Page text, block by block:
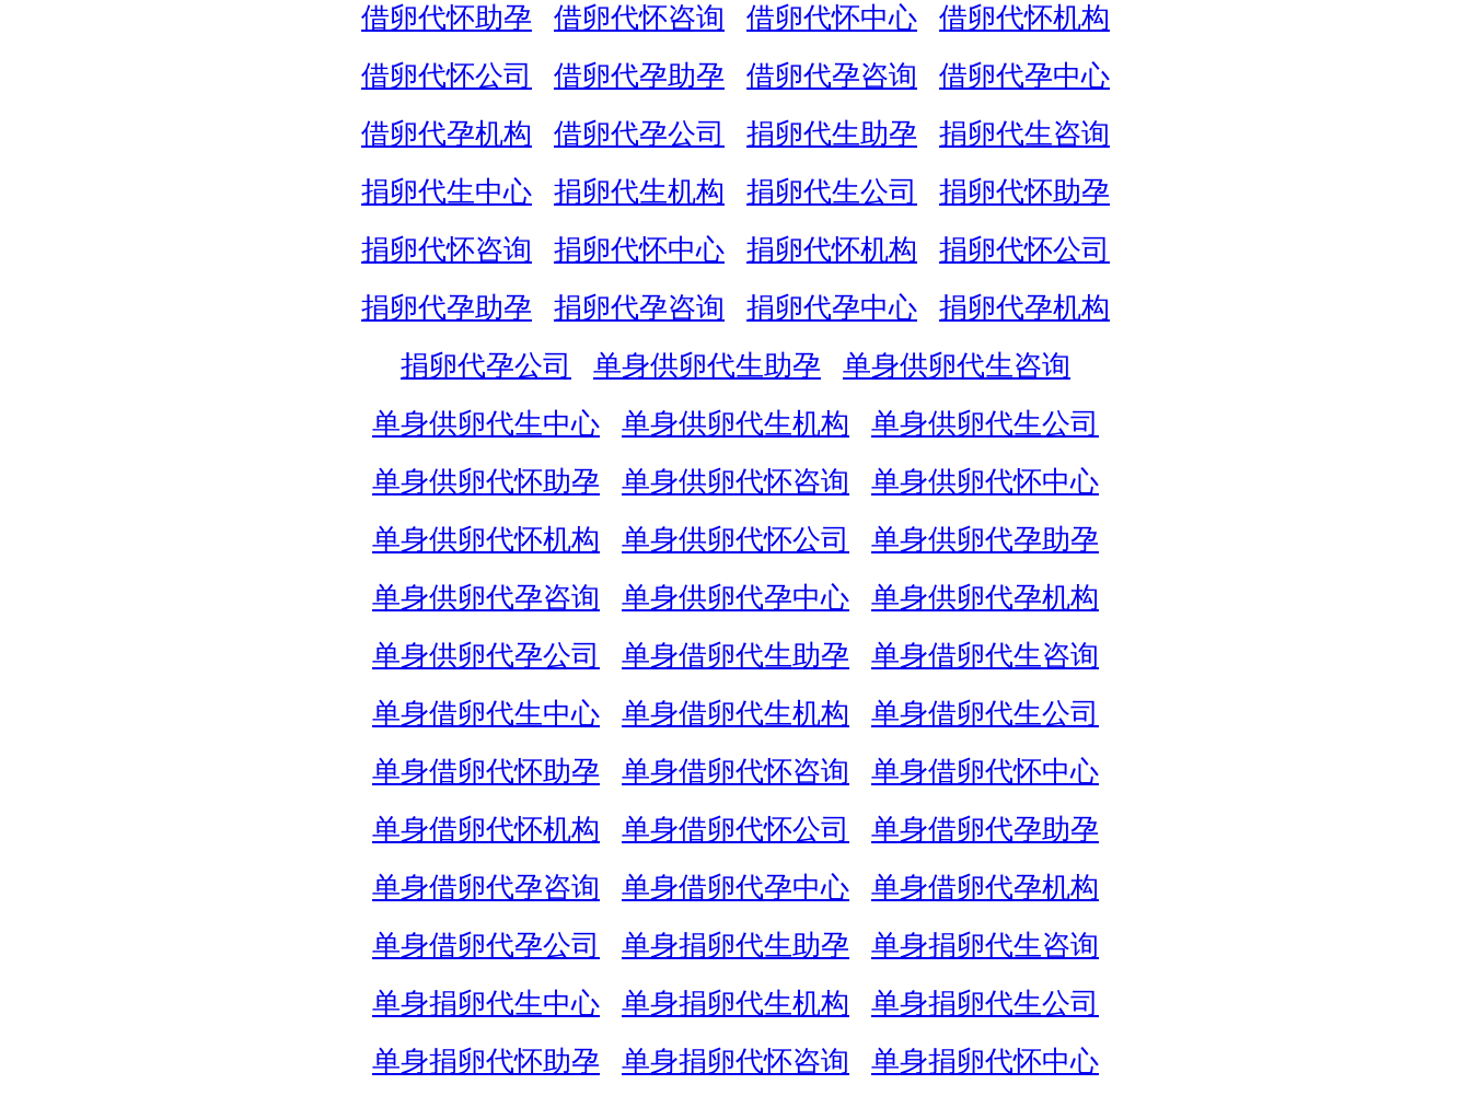
借卵代怀助孕
借卵代怀咨询 借卵代怀中心
借卵代怀机构
借卵代怀公司
借卵代孕助孕 借卵代孕咨询
借卵代孕中心
借卵代孕机构
借卵代孕公司 捐卵代生助孕
捐卵代生咨询
捐卵代生中心
捐卵代生机构 捐卵代生公司
捐卵代怀助孕
捐卵代怀咨询
捐卵代怀中心 捐卵代怀机构
捐卵代怀公司
捐卵代孕助孕
捐卵代孕咨询 捐卵代孕中心
捐卵代孕机构
捐卵代孕公司
单身供卵代生助孕
单身供卵代生咨询
单身供卵代生中心
单身供卵代生机构
单身供卵代生公司
单身供卵代怀助孕
单身供卵代怀咨询
单身供卵代怀中心
单身供卵代怀机构
单身供卵代怀公司
单身供卵代孕助孕
单身供卵代孕咨询
单身供卵代孕中心
单身供卵代孕机构
单身供卵代孕公司
单身借卵代生助孕
单身借卵代生咨询
单身借卵代生中心
单身借卵代生机构
单身借卵代生公司
单身借卵代怀助孕
单身借卵代怀咨询
单身借卵代怀中心
单身借卵代怀机构
单身借卵代怀公司
单身借卵代孕助孕
单身借卵代孕咨询
单身借卵代孕中心
单身借卵代孕机构
单身借卵代孕公司
单身捐卵代生助孕
单身捐卵代生咨询
单身捐卵代生中心
单身捐卵代生机构
单身捐卵代生公司
单身捐卵代怀助孕
单身捐卵代怀咨询
单身捐卵代怀中心